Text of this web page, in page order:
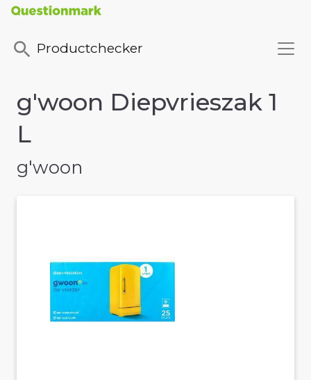
Productchecker
g'woon Diepvrieszak 1
L
g'woon